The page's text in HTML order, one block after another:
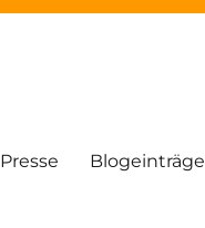
Presse Blogeinträge